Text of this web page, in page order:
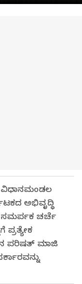
ವಿಧಾನಮಂಡಲ
ಅಭಿವೃದ್ಧಿ
ಸಮರ್ಪಕ ಚರ್ಚೆ
ಪರಿಷತ್‌ ಮಾಜಿ